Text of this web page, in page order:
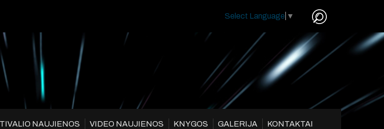
Select Language ▼
NAUJIENOS VIDEO NAUJIENOS KNYGOS GALERIJA KONTAKTAI